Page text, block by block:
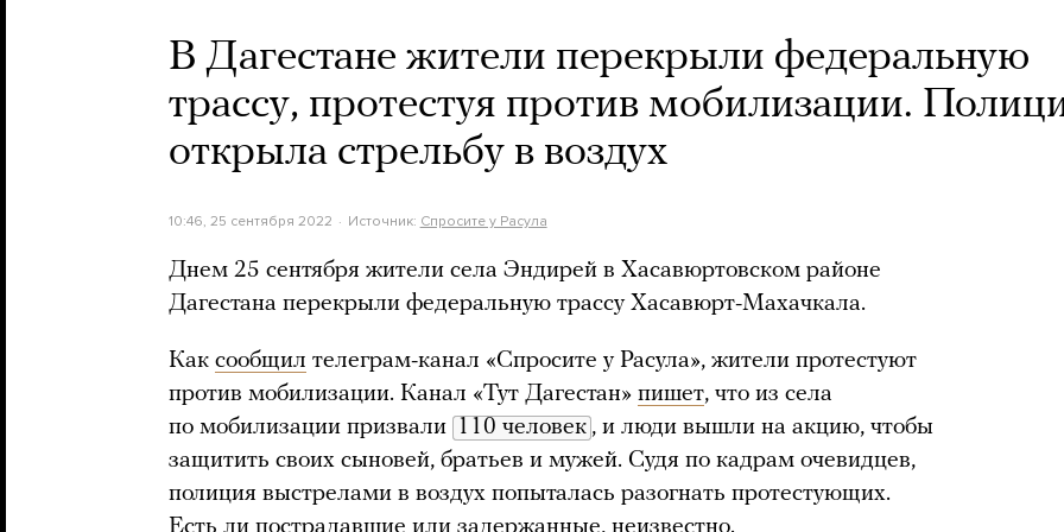
В Дагестане жители перекрыли федеральную
трассу, протестуя против мобилизации.
открыла стрельбу в воздух
10:46, 25 сентября 2022 Источник: Спросите у Расула
Днем 25 сентября жители села Эндирей в Хасавюртовском районе
Дагестана перекрыли федеральную трассу Хасавюрт-Махачкала.
Как сообщил телеграм-канал «Спросите у Расула», жители протестуют
против мобилизации. Канал «Тут Дагестан» пишет, что из села
по мобилизации призвали 110 человек , и люди вышли на акцию, чтобы
защитить своих сыновей, братьев и мужей. Судя по кадрам очевидцев,
полиция выстрелами в воздух попыталась разогнать протестующих.
Есть ли пострадавшие или задержанные, неизвестно.